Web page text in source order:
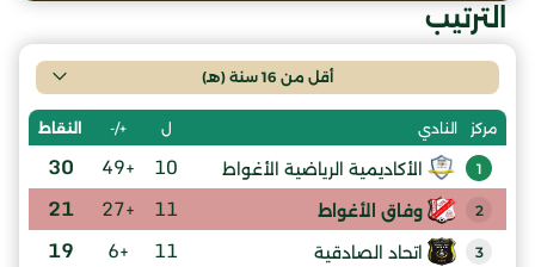
الترتيب
أقل من 16 سنة (هـ)
مركز النادي ل +/- النقاط
1 الأكاديمية الرياضية الأغواط 10
+49
30
2 وفاق الأغواط 11
+27
21
3 اتحاد الصادقية 11
+6
19